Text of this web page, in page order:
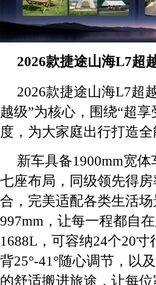
2026款捷途山海L7超
2026款捷途山海L7超
越级”为核心，围绕“超
度，为大家庭出行打造全
新车具备1900mm宽
七座布局，同级领先得
合，完美适配各类生活
997mm，让每一程都自
1688L，可容纳24个20
背25°-41°随心调节，以
的舒适搬进旅途，让每